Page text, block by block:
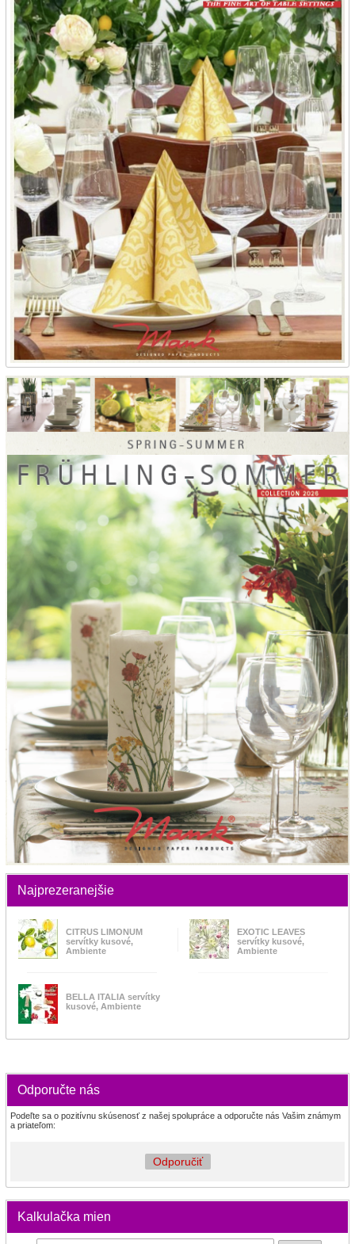
Najprezeranejšie
CITRUS LIMONUM
servítky kusové,
Ambiente
EXOTIC LEAVES
servítky kusové,
Ambiente
BELLA ITALIA servítky
kusové, Ambiente
Odporučte nás
Podeľte sa o pozitívnu skúsenosť z našej spolupráce a odporučte nás Vašim známym
a priateľom:
Odporučiť
Kalkulačka mien